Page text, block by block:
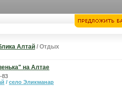
Алтай / Отдых
на Алтае
83
/ село Эликманар